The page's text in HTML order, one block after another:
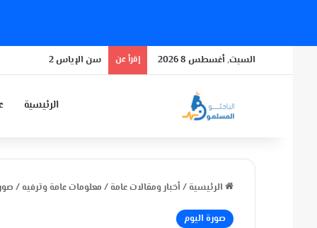
السبت, أغسطس 8 2026 إقرأ عن سن الإياس 2
الرئيسية
الرئيسية / أخبار ومقالات عامة / معلومات عامة وترفيه /
صورة اليوم